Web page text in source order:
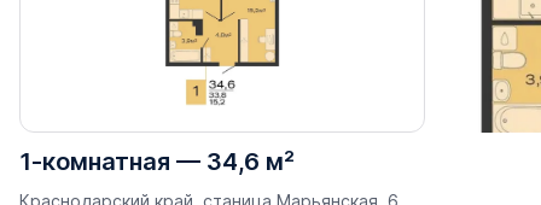
1-комнатная — 34,6 м²